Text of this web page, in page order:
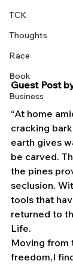
TCK
Thoughts
Race
Book
Business
Guest Post
“At home
cracking
earth gives
be carved.
the pines
seclusion.
tools that
returned to
Life.
Moving from
freedom,I